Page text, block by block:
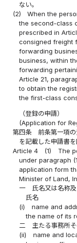
ない。
(2)
When the
the second-class
prescribed in
consigned freight
forwarding
business, within
forwarding
Article 21,
to obtain the
the first-class
（登録の申請）
(Application for
第四条
前条第一項
を記載した申請書
Article 4
(1)
The
under paragraph
application form
Minister of Land,
一
氏名又は名称
氏名
(i)
name and
the name of its
二
主たる事務所
(ii)
name and